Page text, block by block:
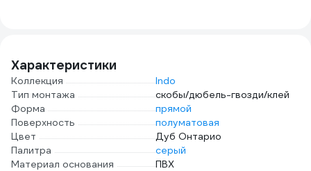
Характеристики
Коллекция
Indo
Тип монтажа
скобы/дюбель-гвозди/клей
Форма
прямой
Поверхность
полуматовая
Цвет
Дуб Онтарио
Палитра
серый
Материал основания
ПВХ